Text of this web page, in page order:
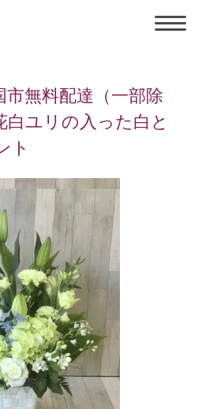
無料配達（一部除
白ユリの入った白と
ト